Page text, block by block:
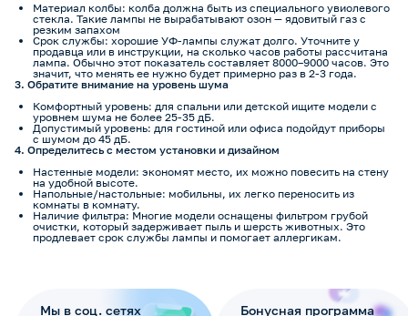
Материал колбы: колба должна быть из специального увиолевого
стекла. Такие лампы не вырабатывают озон — ядовитый газ с
резким запахом
Срок службы: хорошие УФ-лампы служат долго. Уточните у
продавца или в инструкции, на сколько часов работы рассчитана
лампа. Обычно этот показатель составляет 8000–9000 часов. Это
значит, что менять ее нужно будет примерно раз в 2-3 года.
3. Обратите внимание на уровень шума
Комфортный уровень: для спальни или детской ищите модели с
уровнем шума не более 25-35 дБ.
Допустимый уровень: для гостиной или офиса подойдут приборы
с шумом до 45 дБ.
4. Определитесь с местом установки и дизайном
Настенные модели: экономят место, их можно повесить на стену
на удобной высоте.
Напольные/настольные: мобильны, их легко переносить из
комнаты в комнату.
Наличие фильтра: Многие модели оснащены фильтром грубой
очистки, который задерживает пыль и шерсть животных. Это
продлевает срок службы лампы и помогает аллергикам.
Мы в соц. сетях Бонусная программа